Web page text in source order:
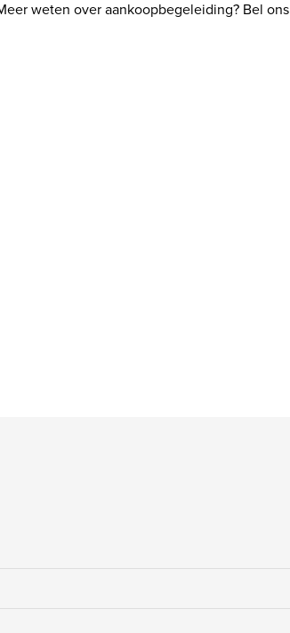
weten over aankoopbegeleiding? Bel ons